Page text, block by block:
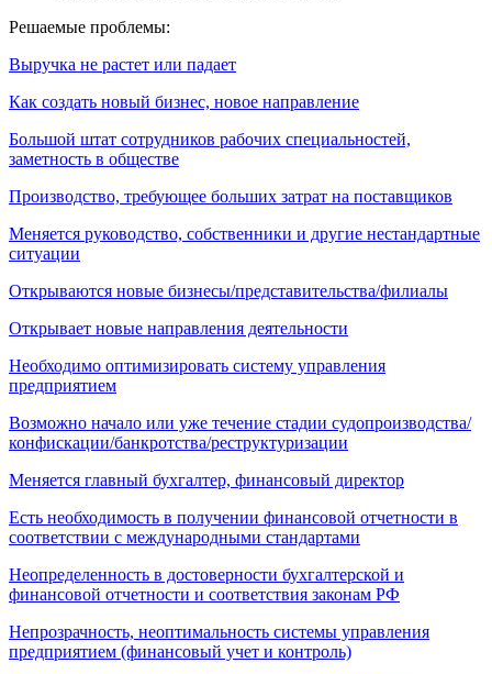
Решаемые проблемы:
Выручка не растет или падает
Как создать новый бизнес, новое направление
Большой штат сотрудников рабочих специальностей,
заметность в обществе
Производство, требующее больших затрат на поставщиков
Меняется руководство, собственники и другие нестандартные
ситуации
Открываются новые бизнесы/представительства/филиалы
Открывает новые направления деятельности
Необходимо оптимизировать систему управления
предприятием
Возможно начало или уже течение стадии судопроизводства/
конфискации/банкротства/реструктуризации
Меняется главный бухгалтер, финансовый директор
Есть необходимость в получении финансовой отчетности в
соответствии с международными стандартами
Неопределенность в достоверности бухгалтерской и
финансовой отчетности и соответствия законам РФ
Непрозрачность, неоптимальность системы управления
предприятием (финансовый учет и контроль)